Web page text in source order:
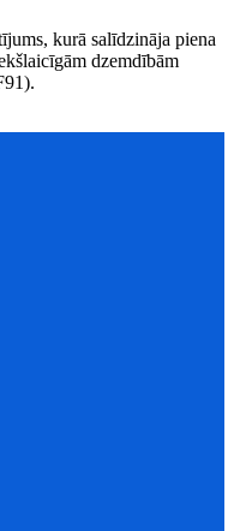
kurā salīdzināja piena
dzemdībām